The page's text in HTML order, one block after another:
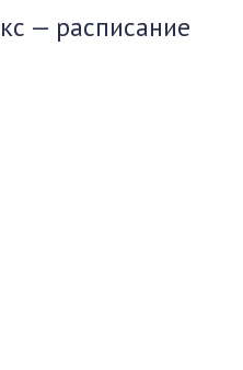
— расписание